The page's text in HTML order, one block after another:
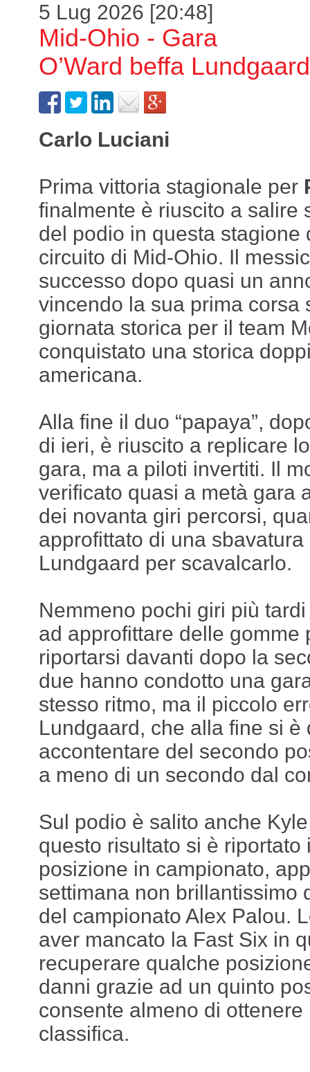
5 Lug 2026 [20:48]
Mid-Ohio - Gara
O’Ward beffa Lundgaard
Carlo Luciani
Prima vittoria stagionale per
finalmente è riuscito a salire
del podio in questa stagione
circuito di Mid-Ohio. Il
successo dopo quasi un
vincendo la sua prima corsa
giornata storica per il team
conquistato una storica
americana.
Alla fine il duo “papaya”,
di ieri, è riuscito a replicare
gara, ma a piloti invertiti. Il
verificato quasi a metà gara
dei novanta giri percorsi,
approfittato di una
Lundgaard per scavalcarlo.
Nemmeno pochi giri più
ad approfittare delle gomme
riportarsi davanti dopo la
due hanno condotto una
stesso ritmo, ma il piccolo
Lundgaard, che alla fine si è
accontentare del secondo
a meno di un secondo dal
Sul podio è salito anche
questo risultato si è riportato
posizione in campionato,
settimana non brillantissimo
del campionato Alex Palou.
aver mancato la Fast Six in
recuperare qualche
danni grazie ad un quinto
consente almeno di
classifica.